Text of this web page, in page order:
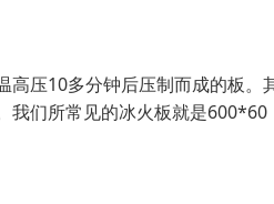
高压10多分钟后压制而成的板。
我们所常见的冰火板就是600*60